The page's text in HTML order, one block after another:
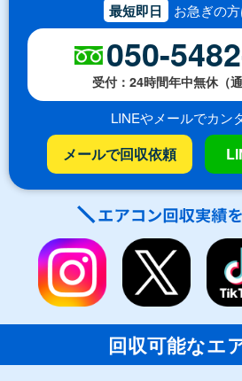
最短即日 お急ぎの
050-
受付：24時間年中無休（通
LINEやメールでカン
メールで回収依頼
回収可能なエ